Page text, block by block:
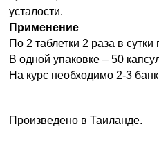
усталости.
Применение
По 2 таблетки 2 раза в
В одной упаковке – 50
На курс необходимо 2-3
Произведено в Таиланде.